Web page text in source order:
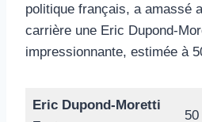
politique français, a amassé
carrière une Eric Dupond-
impressionnante, estimée à
Eric Dupond-Moretti